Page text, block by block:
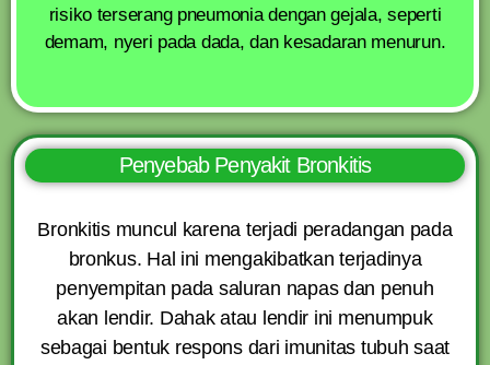
risiko terserang pneumonia dengan gejala, seperti
demam, nyeri pada dada, dan kesadaran menurun.
Penyebab Penyakit Bronkitis
Bronkitis muncul karena terjadi peradangan pada
bronkus. Hal ini mengakibatkan terjadinya
penyempitan pada saluran napas dan penuh
akan lendir. Dahak atau lendir ini menumpuk
sebagai bentuk respons dari imunitas tubuh saat